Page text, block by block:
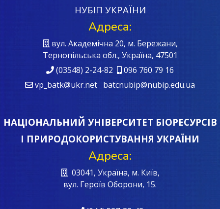
НУБІП УКРАЇНИ
Адреса:
вул. Академічна 20, м. Бережани,
Тернопільська обл., Україна, 47501
(03548) 2-24-82
096 760 79 16
vp_batk@ukr.net batcnubip@nubip.edu.ua
НАЦІОНАЛЬНИЙ УНІВЕРСИТЕТ БІОРЕСУРСІВ
І ПРИРОДОКОРИСТУВАННЯ УКРАЇНИ
Адреса:
03041, Україна, м. Київ,
вул. Героїв Oборони, 15.